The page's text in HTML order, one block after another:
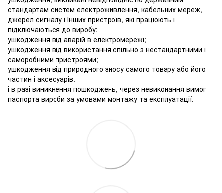
стандартам систем електроживлення, кабельних мереж,
джерел сигналу і Інших пристроїв, які працюють і
підключаються до виробу;
ушкодження від аварій в електромережі;
ушкодження від використання спільно з нестандартними і
саморобними пристроями;
ушкодження від природного зносу самого товару або його
частин і аксесуарів.
і в разі виникнення пошкоджень, через невиконання вимог
паспорта вироби за умовами монтажу та експлуатації.